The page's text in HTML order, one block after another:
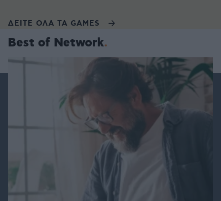
ΔΕΙΤΕ ΟΛΑ ΤΑ GAMES
Best of Network